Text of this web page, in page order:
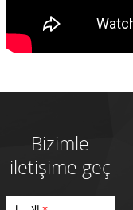
Bizimle
iletişime geç